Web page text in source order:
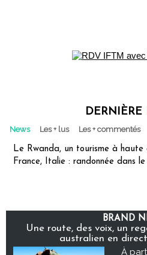
DERNIÈRE
News Les + lus Les + commentés
Le Rwanda, un tourisme à
France, Italie : randonnée dans
BRAND
Une route, des voix, un
australien en
À